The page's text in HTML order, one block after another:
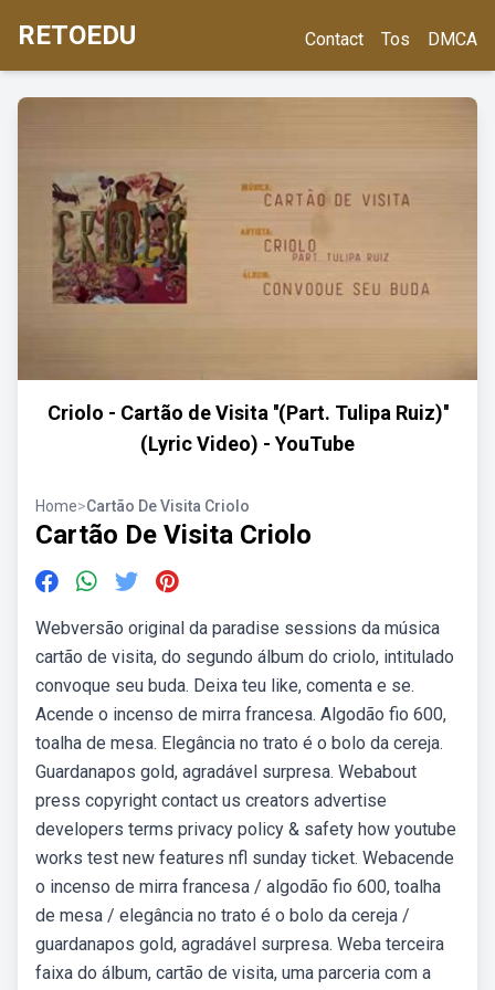
RETOEDU Contact Tos DMCA
Criolo - Cartão de Visita ''(Part. Tulipa Ruiz)''
(Lyric Video) - YouTube
Home>Cartão De Visita Criolo
Cartão De Visita Criolo
Webversão original da paradise sessions da música
cartão de visita, do segundo álbum do criolo, intitulado
convoque seu buda. Deixa teu like, comenta e se.
Acende o incenso de mirra francesa. Algodão fio 600,
toalha de mesa. Elegância no trato é o bolo da cereja.
Guardanapos gold, agradável surpresa. Webabout
press copyright contact us creators advertise
developers terms privacy policy & safety how youtube
works test new features nfl sunday ticket. Webacende
o incenso de mirra francesa / algodão fio 600, toalha
de mesa / elegância no trato é o bolo da cereja /
guardanapos gold, agradável surpresa. Weba terceira
faixa do álbum, cartão de visita, uma parceria com a